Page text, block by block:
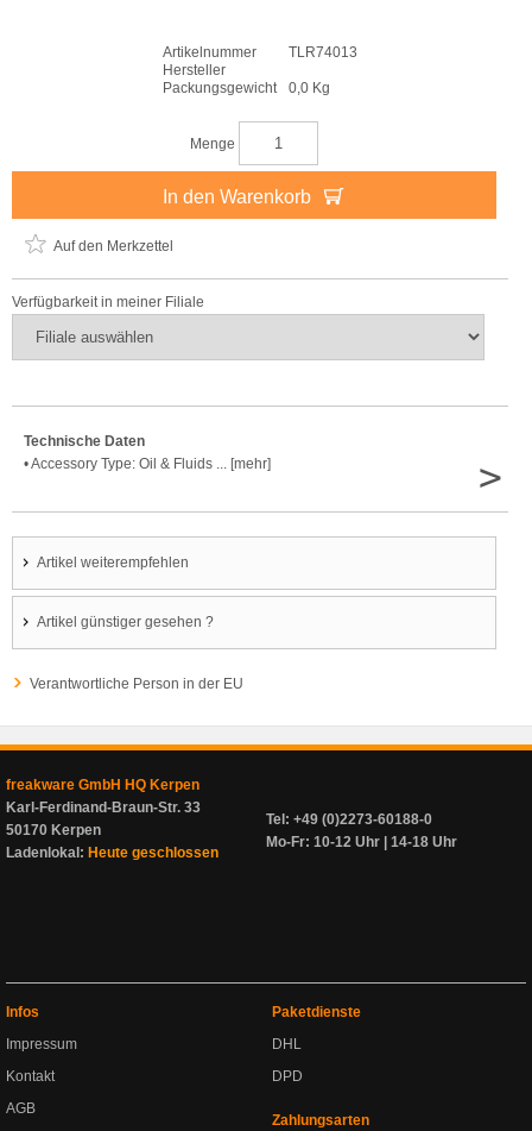
Artikelnummer
TLR74013
Hersteller
Packungsgewicht
0,0 Kg
Menge
In den Warenkorb
Auf den Merkzettel
Verfügbarkeit in meiner Filiale
Technische Daten
• Accessory Type: Oil & Fluids ... [mehr]
>
Artikel weiterempfehlen
Artikel günstiger gesehen ?
Verantwortliche Person in der EU
freakware GmbH HQ Kerpen
Karl-Ferdinand-Braun-Str. 33
50170 Kerpen
Ladenlokal: Heute geschlossen
Tel: +49 (0)2273-60188-0
Mo-Fr: 10-12 Uhr | 14-18 Uhr
Infos
Impressum
Kontakt
AGB
Paketdienste
DHL
DPD
Zahlungsarten